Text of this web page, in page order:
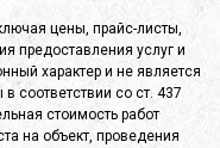
цены, прайс-листы,
предоставления услуг и
характер и не является
соответствии со ст. 437
стоимость работ
на объект, проведения